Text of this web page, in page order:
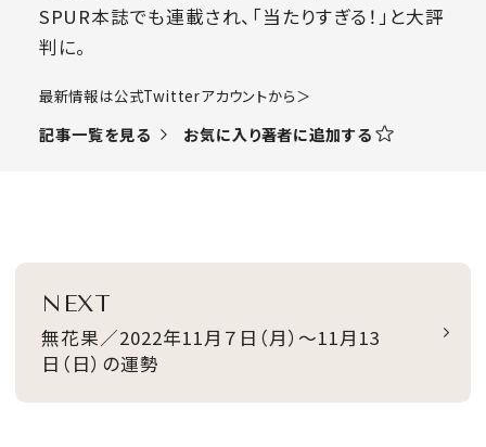
SPUR本誌でも連載され、「当たりすぎる！」と大評
判に。
​最新情報は公式Twitterアカウントから＞
記事一覧を見る お気に入り著者に追加する
NEXT
無花果／2022年11月７日（月）～11月13
日（日）の運勢